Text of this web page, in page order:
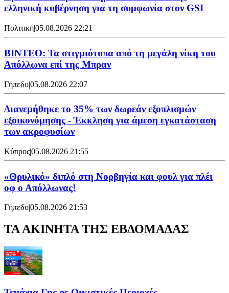
ελληνική κυβέρνηση για τη συμφωνία στον GSI
Πολιτική|05.08.2026 22:21
ΒΙΝΤΕΟ: Τα στιγμιότυπα από τη μεγάλη νίκη του
Απόλλωνα επί της Μπραν
Γήπεδο|05.08.2026 22:07
Διανεμήθηκε το 35% των δωρεάν εξοπλισμών
εξοικονόμησης - Έκκληση για άμεση εγκατάσταση
των ακροφυσίων
Κύπρος|05.08.2026 21:55
«Θρυλικό» διπλό στη Νορβηγία και φουλ για πλέι
οφ ο Απόλλωνας!
Γήπεδο|05.08.2026 21:53
ΤΑ ΑΚΙΝΗΤΑ ΤΗΣ ΕΒΔΟΜΑΔΑΣ